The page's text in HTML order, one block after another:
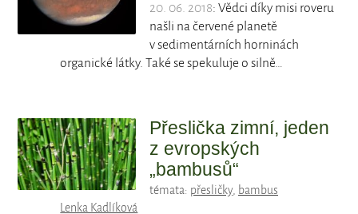
20. 06. 2018: Vědci díky misi roveru
našli na červené planetě
v sedimentárních horninách
organické látky. Také se spekuluje o silně…
Přeslička zimní, jeden
z evropských
„bambusů“
témata: přesličky, bambus
Lenka Kadlíková